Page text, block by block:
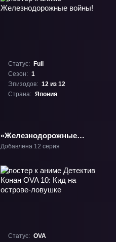
Статус:
Full
Сезон: 1
Эпизодов: 12 из 12
Страна: Япония
«Железнодорожные
войны!» ТВ-1
Добавлена 12 серия
Статус: OVA